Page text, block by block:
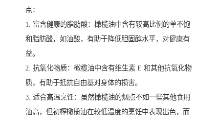
点：
1. 富含健康的脂肪酸：橄榄油中含有较高比例的单不饱
和脂肪酸，如油酸，有助于降低胆固醇水平，对健康有
益。
2. 抗氧化物质：橄榄油中含有维生素 E 和其他抗氧化物
质，有助于抵抗自由基对身体的损害。
3. 适合高温烹饪：虽然橄榄油的烟点不如一些其他食用
油高，但初榨橄榄油在较低温度的烹饪中表现出色，而